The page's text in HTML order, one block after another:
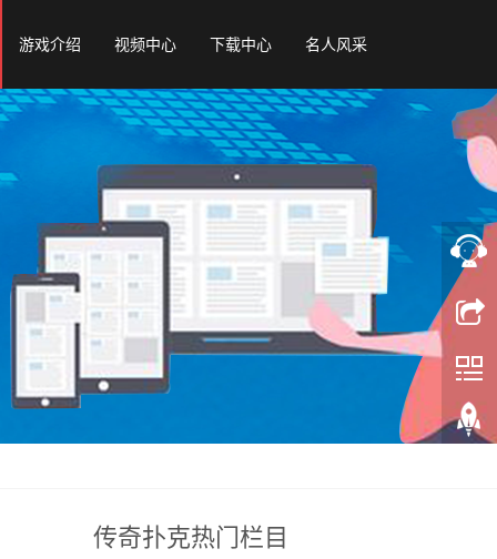
游戏介绍 视频中心 下载中心 名人风采
传奇扑克热门栏目